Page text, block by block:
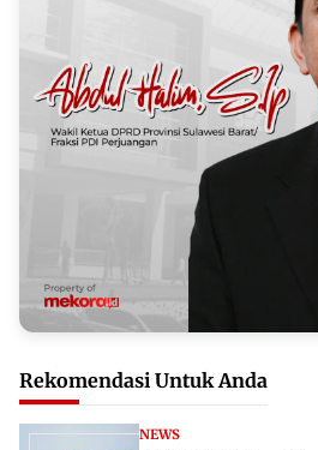
Rekomendasi Untuk Anda
NEWS